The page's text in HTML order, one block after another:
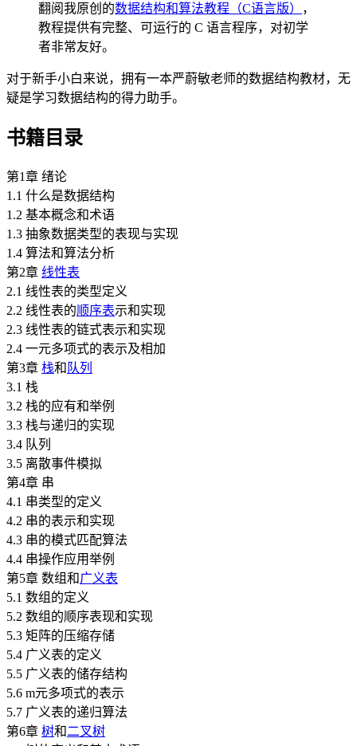
翻阅我原创的数据结构和算法教程（C语言版）
，
教程提供有完整、可运行的 C 语言程序，对初学
者非常友好。
对于新手小白来说，拥有一本严蔚敏老师的数据结构教材，无
疑是学习数据结构的得力助手。
书籍目录
第1章 绪论
1.1 什么是数据结构
1.2 基本概念和术语
1.3 抽象数据类型的表现与实现
1.4 算法和算法分析
第2章 线性表
2.1 线性表的类型定义
2.2 线性表的顺序表示和实现
2.3 线性表的链式表示和实现
2.4 一元多项式的表示及相加
第3章 栈和 队列
3.1 栈
3.2 栈的应有和举例
3.3 栈与递归的实现
3.4 队列
3.5 离散事件模拟
第4章 串
4.1 串类型的定义
4.2 串的表示和实现
4.3 串的模式匹配算法
4.4 串操作应用举例
第5章 数组和广义表
5.1 数组的定义
5.2 数组的顺序表现和实现
5.3 矩阵的压缩存储
5.4 广义表的定义
5.5 广义表的储存结构
5.6 m元多项式的表示
5.7 广义表的递归算法
第6章 树和二叉树